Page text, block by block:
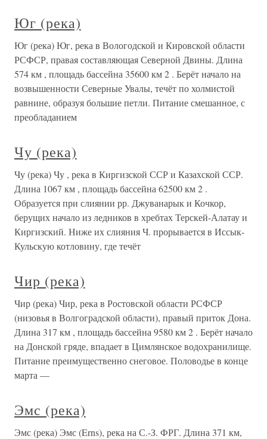
Юг (река)
Юг (река) Юг, река в Вологодской и Кировской области
РСФСР, правая составляющая Северной Двины. Длина
574 км , площадь бассейна 35600 км 2 . Берёт начало на
возвышенности Северные Увалы, течёт по холмистой
равнине, образуя большие петли. Питание смешанное, с
преобладанием
Чу (река)
Чу (река) Чу , река в Киргизской ССР и Казахской ССР.
Длина 1067 км , площадь бассейна 62500 км 2 .
Образуется при слиянии рр. Джуванарык и Кочкор,
берущих начало из ледников в хребтах Терскей-Алатау и
Киргизский. Ниже их слияния Ч. прорывается в Иссык-
Кульскую котловину, где течёт
Чир (река)
Чир (река) Чир, река в Ростовской области РСФСР
(низовья в Волгоградской области), правый приток Дона.
Длина 317 км , площадь бассейна 9580 км 2 . Берёт начало
на Донской гряде, впадает в Цимлянское водохранилище.
Питание преимущественно снеговое. Половодье в конце
марта —
Эмс (река)
Эмс (река) Эмс (Erns), река на С.-З. ФРГ. Длина 371 км,